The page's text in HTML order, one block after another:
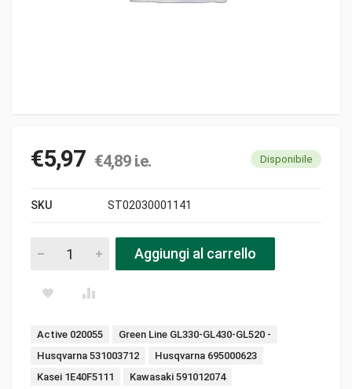
€5,97 €4,89i.e. Disponibile
SKU ST02030001141
Avvolgifune 15.5-73-25 asia-mitsubishi-maruyama-active
Aggiungi al carrello
Tags:
Active 020055
Green Line GL330-GL430-GL520 -
Husqvarna 531003712
Husqvarna 695000623
Kasei 1E40F5111
Kawasaki 591012074